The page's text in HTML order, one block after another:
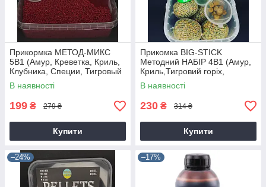
Прикормка МЕТОД-МИКС
5В1 (Амур, Креветка, Криль,
Клубника, Специи, Тигровый
Орех, Халибут)
В наявності
199 ₴ 279 ₴
Купити
Прикомка BIG-STICK
Методний НАБІР 4В1 (Амур,
Криль,Тигровий горіх,
Халібут, Ч=часник, кукурудза,
туті-фрут)
В наявності
230 ₴ 314 ₴
Купити
–24% –17%